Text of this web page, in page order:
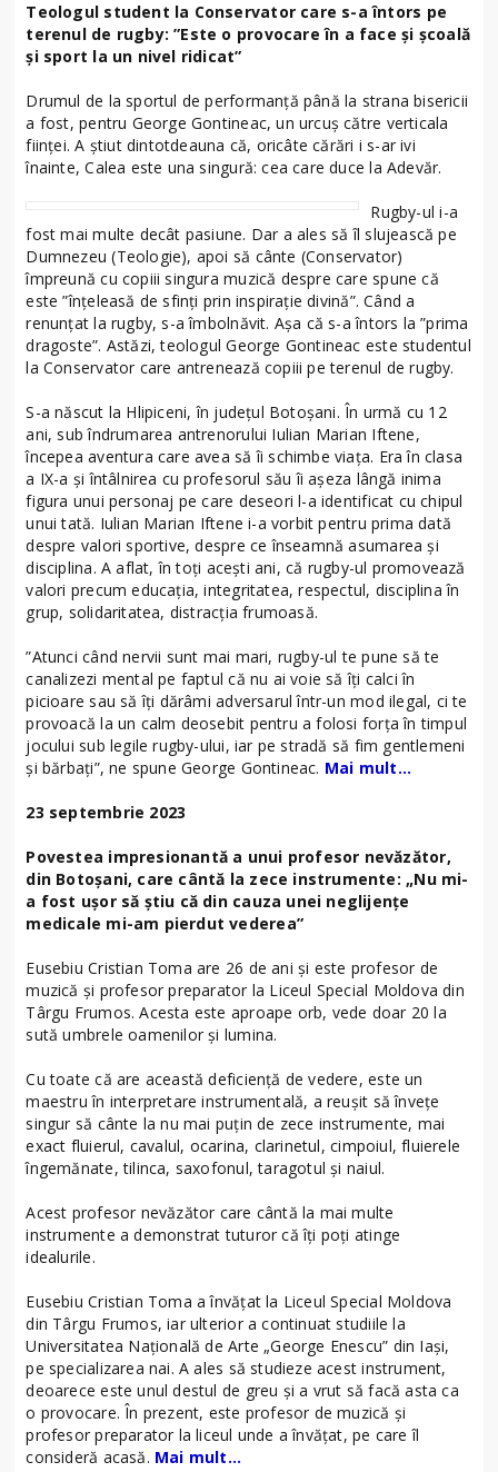
Teologul student la Conservator care s-a întors pe
terenul de rugby: ”Este o provocare în a face și școală
și sport la un nivel ridicat”
Drumul de la sportul de performanță până la strana bisericii
a fost, pentru George Gontineac, un urcuș către verticala
ființei. A știut dintotdeauna că, oricâte cărări i s-ar ivi
înainte, Calea este una singură: cea care duce la Adevăr.
Rugby-ul i-a
fost mai multe decât pasiune. Dar a ales să îl slujească pe
Dumnezeu (Teologie), apoi să cânte (Conservator)
împreună cu copiii singura muzică despre care spune că
este ”înțeleasă de sfinți prin inspirație divină”. Când a
renunțat la rugby, s-a îmbolnăvit. Așa că s-a întors la ”prima
dragoste”. Astăzi, teologul George Gontineac este studentul
la Conservator care antrenează copiii pe terenul de rugby.
S-a născut la Hlipiceni, în județul Botoșani. În urmă cu 12
ani, sub îndrumarea antrenorului Iulian Marian Iftene,
începea aventura care avea să îi schimbe viața. Era în clasa
a IX-a și întâlnirea cu profesorul său îi așeza lângă inima
figura unui personaj pe care deseori l-a identificat cu chipul
unui tată. Iulian Marian Iftene i-a vorbit pentru prima dată
despre valori sportive, despre ce înseamnă asumarea și
disciplina. A aflat, în toți acești ani, că rugby-ul promovează
valori precum educația, integritatea, respectul, disciplina în
grup, solidaritatea, distracția frumoasă.
”Atunci când nervii sunt mai mari, rugby-ul te pune să te
canalizezi mental pe faptul că nu ai voie să îți calci în
picioare sau să îți dărâmi adversarul într-un mod ilegal, ci te
provoacă la un calm deosebit pentru a folosi forța în timpul
jocului sub legile rugby-ului, iar pe stradă să fim gentlemeni
și bărbați”, ne spune George Gontineac. Mai mult…
23 septembrie 2023
Povestea impresionantă a unui profesor nevăzător,
din Botoșani, care cântă la zece instrumente: „Nu mi-
a fost ușor să știu că din cauza unei neglijențe
medicale mi-am pierdut vederea”
Eusebiu Cristian Toma are 26 de ani și este profesor de
muzică și profesor preparator la Liceul Special Moldova din
Târgu Frumos. Acesta este aproape orb, vede doar 20 la
sută umbrele oamenilor și lumina.
Cu toate că are această deficiență de vedere, este un
maestru în interpretare instrumentală, a reușit să învețe
singur să cânte la nu mai puțin de zece instrumente, mai
exact fluierul, cavalul, ocarina, clarinetul, cimpoiul, fluierele
îngemănate, tilinca, saxofonul, taragotul și naiul.
Acest profesor nevăzător care cântă la mai multe
instrumente a demonstrat tuturor că îți poți atinge
idealurile.
Eusebiu Cristian Toma a învățat la Liceul Special Moldova
din Târgu Frumos, iar ulterior a continuat studiile la
Universitatea Națională de Arte „George Enescu” din Iași,
pe specializarea nai. A ales să studieze acest instrument,
deoarece este unul destul de greu și a vrut să facă asta ca
o provocare. În prezent, este profesor de muzică și
profesor preparator la liceul unde a învățat, pe care îl
consideră acasă. Mai mult…